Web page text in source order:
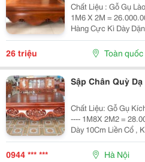
Chất Liệu : Gỗ Gụ
1M6 X 2M =
Hàng Cực Kì Dày
Cổ Liền Giá Bán Đã Bao Gồm Sơn Pu Hoặc Đánh Vecni
Đẹp Đẽ ! ~~~
26 triệu Toàn quốc
Sập Chân Quỳ
Chất Liệu: Gỗ Gụ Kích Thước: 1M6 X 2M = 26.000.000 -
---- 1M8X 2M2 = 28.000.000 Chân 24
Dày 10Cm Liền Cổ , Khuôn
Chọn Sản Phẩm Bền Đẹp Trên 30 Năm Đảm Bảo Đúng
0944 *** *** Hà Nội